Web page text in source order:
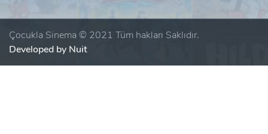
Çocukla Sinema © 2021 Tüm hakları Saklıdır.
Developed by Nuit